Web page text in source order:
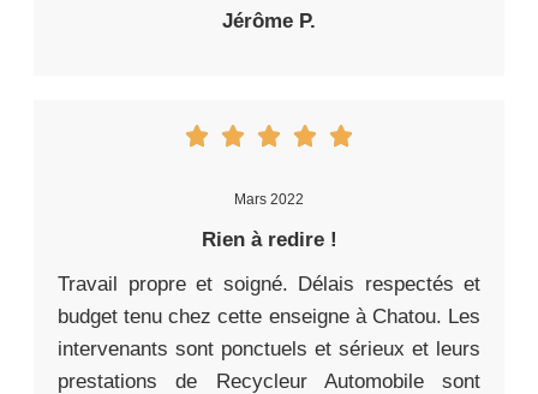
Jérôme P.
Mars 2022
Rien à redire !
Travail propre et soigné. Délais respectés et
budget tenu chez cette enseigne à Chatou. Les
intervenants sont ponctuels et sérieux et leurs
prestations de Recycleur Automobile sont